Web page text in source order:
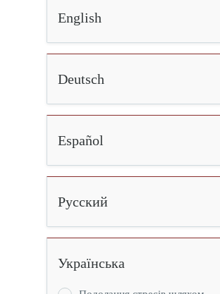
English
Deutsch
Español
Русский
Українська